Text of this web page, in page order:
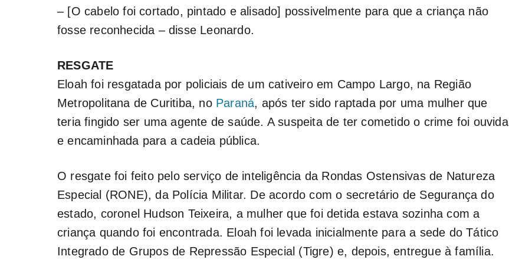
– [O cabelo foi cortado, pintado e alisado] possivelmente para que a criança não
fosse reconhecida – disse Leonardo.
RESGATE
Eloah foi resgatada por policiais de um cativeiro em Campo Largo, na Região
Metropolitana de Curitiba, no Paraná, após ter sido raptada por uma mulher que
teria fingido ser uma agente de saúde. A suspeita de ter cometido o crime foi ouvida
e encaminhada para a cadeia pública.
O resgate foi feito pelo serviço de inteligência da Rondas Ostensivas de Natureza
Especial (RONE), da Polícia Militar. De acordo com o secretário de Segurança do
estado, coronel Hudson Teixeira, a mulher que foi detida estava sozinha com a
criança quando foi encontrada. Eloah foi levada inicialmente para a sede do Tático
Integrado de Grupos de Repressão Especial (Tigre) e, depois, entregue à família.